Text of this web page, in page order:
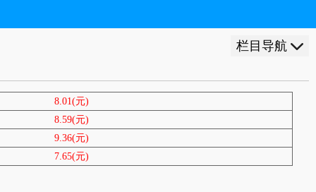
栏目导航
8.01(元)
8.59(元)
9.36(元)
7.65(元)